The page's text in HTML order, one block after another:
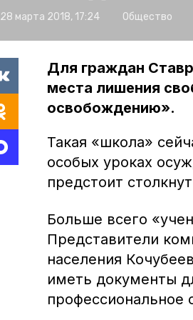
28 марта 2018, 17:24 Общество
Для граждан
места лишения
освобождению».
Такая «школа»
особых уроках
предстоит
Больше всего
Представители
населения
иметь документы
профессиональное